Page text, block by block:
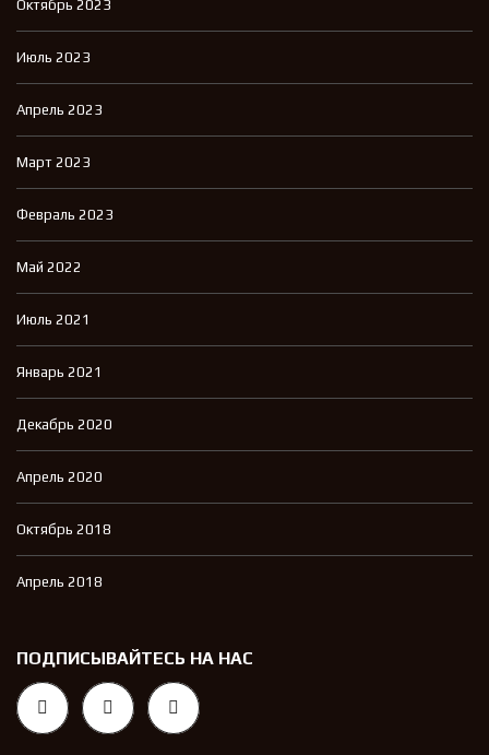
Октябрь 2023
Июль 2023
Апрель 2023
Март 2023
Февраль 2023
Май 2022
Июль 2021
Январь 2021
Декабрь 2020
Апрель 2020
Октябрь 2018
Апрель 2018
ПОДПИСЫВАЙТЕСЬ НА НАС